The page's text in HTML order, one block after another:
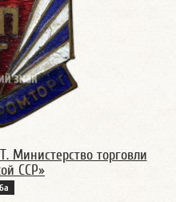
Министерство торговли
ССР»